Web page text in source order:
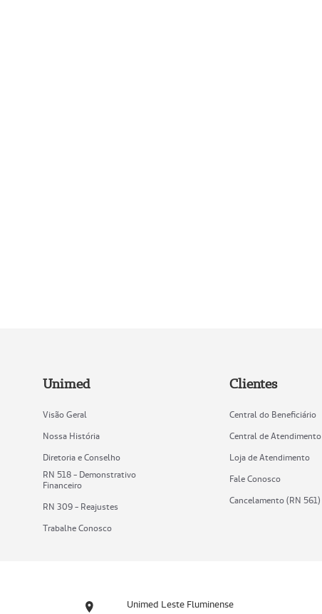
Unimed
Visão Geral
Nossa História
Diretoria e Conselho
RN 518 - Demonstrativo
Financeiro
RN 309 - Reajustes
Trabalhe Conosco
Clientes
Central do Beneficiário
Central de Atendimento
Loja de Atendimento
Fale Conosco
Cancelamento (RN 561)
Unimed Leste Fluminense